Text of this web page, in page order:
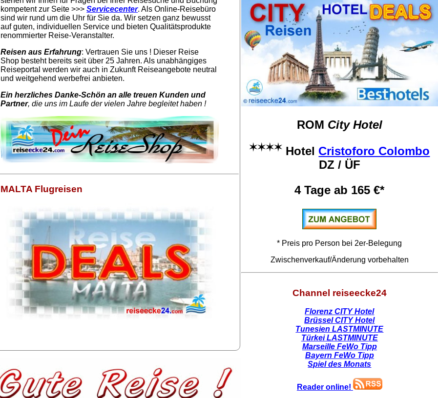
ROM City Hotel
✶✶✶✶ Hotel Cristoforo Colombo
DZ / ÜF
4 Tage ab 165 €*
* Preis pro Person bei 2er-Belegung
Zwischenverkauf/Änderung vorbehalten
Channel reiseecke24
Florenz CITY Hotel
Brüssel CITY Hotel
Tunesien LASTMINUTE
Türkei LASTMINUTE
Marseille FeWo Tipp
Bayern FeWo Tipp
Spiel des Monats
Reader online!
kompetent zur Seite >>>Servicecenter. Als Online-Reisebüro
sind wir rund um die Uhr für Sie da. Wir setzen ganz bewusst
auf guten, individuellen Service und bieten Qualitätsprodukte
renommierter Reise-Veranstalter.
Reisen aus Erfahrung: Vertrauen Sie uns ! Dieser Reise
Shop besteht bereits seit über 25 Jahren. Als unabhängiges
Reiseportal werden wir auch in Zukunft Reiseangebote neutral
und weitgehend werbefrei anbieten.
Ein herzliches Danke-Schön an alle treuen Kunden und
Partner, die uns im Laufe der vielen Jahre begleitet haben !
MALTA Flugreisen